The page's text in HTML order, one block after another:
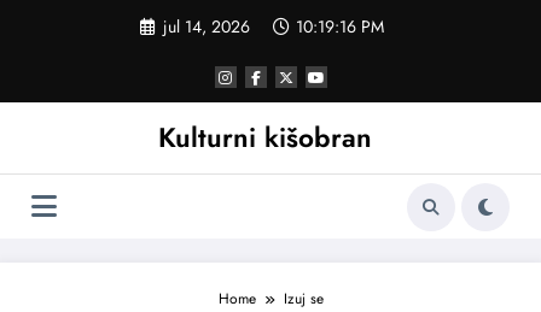
jul 14, 2026 10:19:17 PM
Kulturni kišobran
Home Izuj se